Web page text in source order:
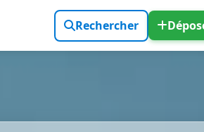
Rechercher